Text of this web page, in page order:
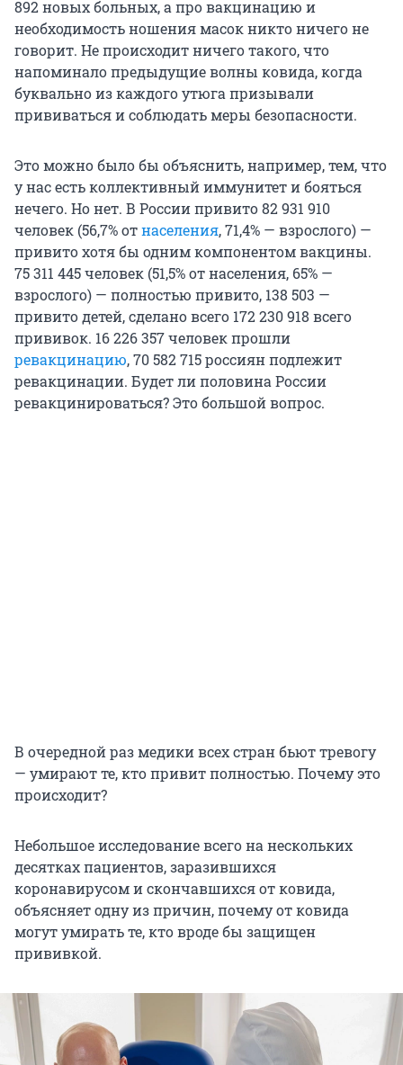
892 новых больных, а про вакцинацию и
необходимость ношения масок никто ничего не
говорит. Не происходит ничего такого, что
напоминало предыдущие волны ковида, когда
буквально из каждого утюга призывали
прививаться и соблюдать меры безопасности.
Это можно было бы объяснить, например, тем, что
у нас есть коллективный иммунитет и бояться
нечего. Но нет. В России привито 82 931 910
человек (56,7% отнаселения, 71,4% — взрослого) —
привито хотя бы одним компонентом вакцины.
75 311 445 человек (51,5% от населения, 65% —
взрослого) — полностью привито, 138 503 —
привито детей, сделано всего 172 230 918 всего
прививок. 16 226 357 человек прошли
ревакцинацию, 70 582 715 россиян подлежит
ревакцинации. Будет ли половина России
ревакцинироваться? Это большой вопрос.
В очередной раз медики всех стран бьют тревогу
— умирают те, кто привит полностью. Почему это
происходит?
Небольшое исследование всего на нескольких
десятках пациентов, заразившихся
коронавирусом и скончавшихся от ковида,
объясняет одну из причин, почему от ковида
могут умирать те, кто вроде бы защищен
прививкой.